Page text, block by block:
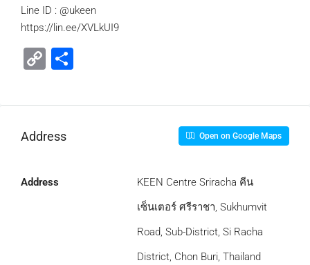
Line ID : @ukeen
https://lin.ee/XVLkUI9
Copy
Address Open on Google Maps
Address
KEEN Centre Sriracha คีน
เซ็นเตอร์ ศรีราชา, Sukhumvit
Road, Sub-District, Si Racha
District, Chon Buri, Thailand